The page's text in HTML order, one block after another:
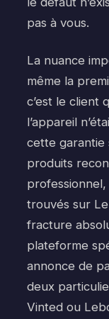
pas à vous.
La nuance
même la
c’est le client
l’appareil
cette garantie
produits
professionnel,
trouvés sur
fracture
plateforme
annonce de
deux
Vinted ou